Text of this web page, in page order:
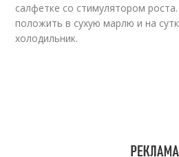
салфетке со стимулятором
положить в сухую марлю и на
холодильник.